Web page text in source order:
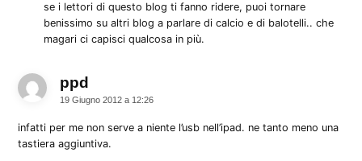
se i lettori di questo blog ti fanno ridere, puoi tornare
benissimo su altri blog a parlare di calcio e di balotelli.. che
magari ci capisci qualcosa in più.
ppd
19 Giugno 2012 a 12:26
infatti per me non serve a niente l’usb nell’ipad. ne tanto meno una
tastiera aggiuntiva.